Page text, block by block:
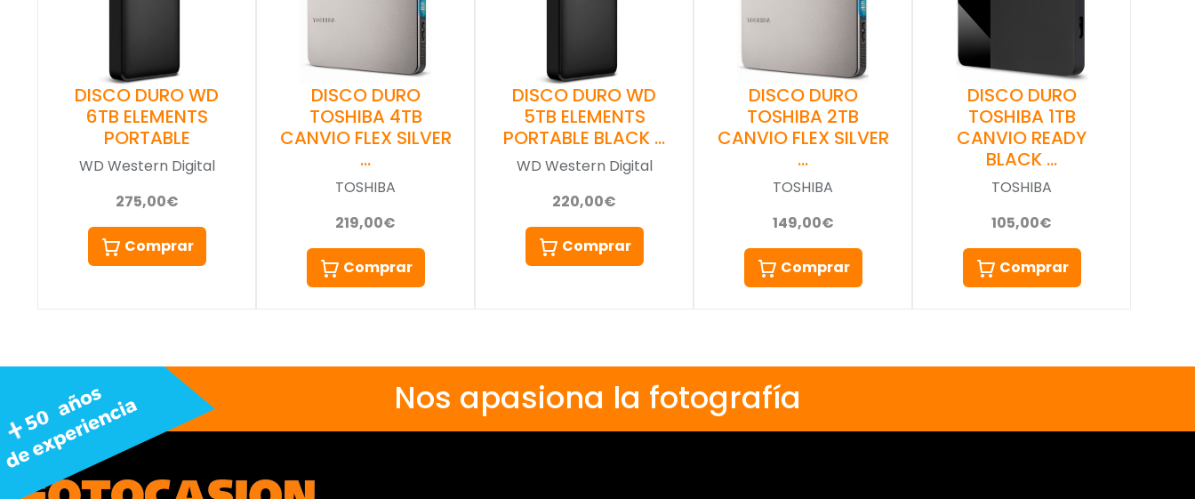
DISCO DURO WD
6TB ELEMENTS
PORTABLE
WD Western Digital
275,00€
Comprar
DISCO DURO
TOSHIBA 4TB
CANVIO FLEX SILVER
…
TOSHIBA
219,00€
Comprar
DISCO DURO WD
5TB ELEMENTS
PORTABLE BLACK …
WD Western Digital
220,00€
Comprar
DISCO DURO
TOSHIBA 2TB
CANVIO FLEX SILVER
…
TOSHIBA
149,00€
Comprar
DISCO DURO
TOSHIBA 1TB
CANVIO READY
BLACK …
TOSHIBA
105,00€
Comprar
Nos apasiona la fotografía